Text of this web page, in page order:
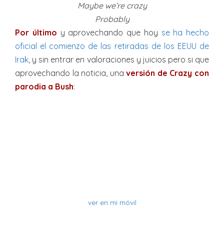
Maybe we’re crazy
Probably
Por último y aprovechando que hoy se ha hecho
oficial el comienzo de las retiradas de los EEUU de
Irak, y sin entrar en valoraciones y juicios pero si que
aprovechando la noticia, unaversión de Crazy con
parodia a Bush:
ver en mi móvil